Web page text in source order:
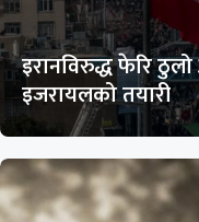
इरानविरुद्ध फेरि
इजरायलको तयारी